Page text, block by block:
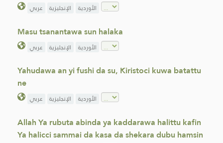
عربي الإنجليزية الأوردية
Masu tsanantawa sun halaka
عربي الإنجليزية الأوردية
Yahudawa an yi fushi da su, Kiristoci kuwa batattu
ne
عربي الإنجليزية الأوردية
Allah Ya rubuta abinda ya kaddarawa halittu kafin
Ya halicci sammai da kasa da shekara dubu hamsin